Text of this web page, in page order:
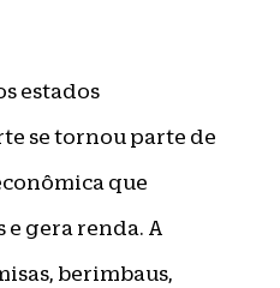
estados
se tornou parte de
que
gera renda. A
berimbaus,